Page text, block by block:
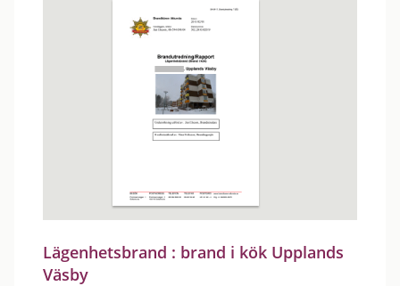
Lägenhetsbrand : brand i kök Upplands
Väsby